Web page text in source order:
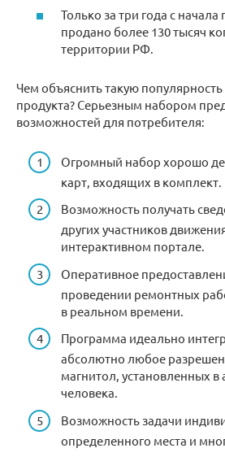
Только за три года с
продано более 130 тысяч
территории РФ.
Чем объяснить такую популярность
продукта? Серьезным набором
возможностей для потребителя:
Огромный набор хорошо
карт, входящих в комплект.
Возможность получать
других участников
интерактивном портале.
Оперативное
проведении ремонтных
в реальном времени.
Программа идеально
абсолютно любое
магнитол, установленных в
человека.
Возможность задачи
определенного места и